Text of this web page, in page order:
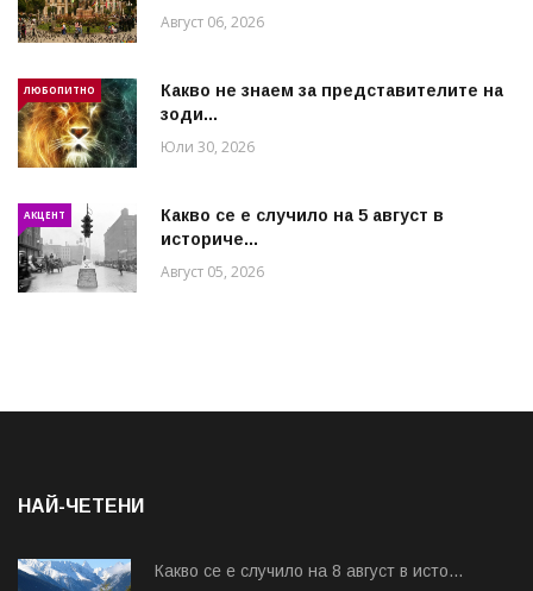
Август 06, 2026
ЛЮБОПИТНО
Какво не знаем за представителите на
зоди...
Юли 30, 2026
АКЦЕНТ
Какво се е случило на 5 август в
историче...
Август 05, 2026
НАЙ-ЧЕТЕНИ
Какво се е случило на 8 август в исто...